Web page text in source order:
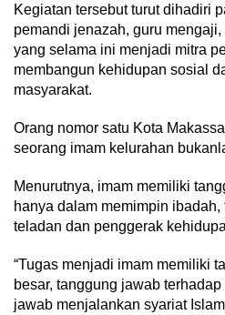
Kegiatan tersebut turut dihadiri
pemandi jenazah, guru
yang selama ini menjadi mitra
membangun kehidupan sosial
masyarakat.
Orang nomor satu Kota
seorang imam kelurahan
Menurutnya, imam memiliki
hanya dalam memimpin
teladan dan penggerak
“Tugas menjadi imam memiliki
besar, tanggung jawab
jawab menjalankan syariat